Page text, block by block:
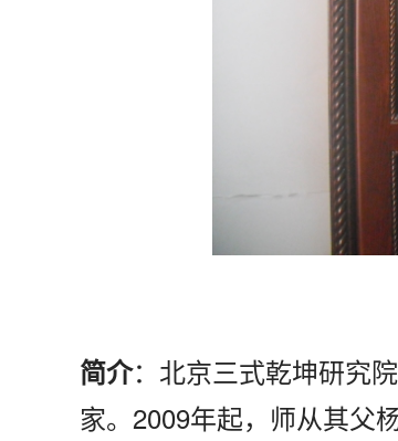
简介：北京三式乾坤研究
家。2009年起，师从其父